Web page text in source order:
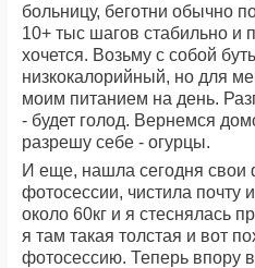
больницу, беготни обычно
10+ тыс шагов стабильно и
хочется. Возьму с собой
низкокалорийный, но для
моим питанием на день.
- будет голод. Вернемся
разрешу себе - огурцы.
И еще, нашла сегодня свои
фотосессии, чистила почту
около 60кг и я стеснялась
я там такая толстая и вот
фотосессию. Теперь впору